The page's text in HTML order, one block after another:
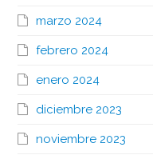
marzo 2024
febrero 2024
enero 2024
diciembre 2023
noviembre 2023